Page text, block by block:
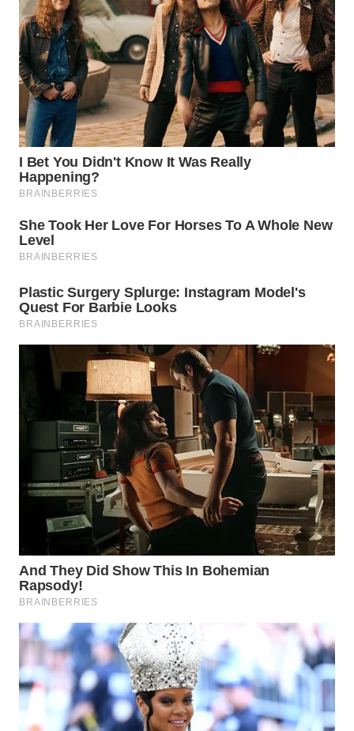
WN
GORONTALO
WN
SULUT
WN
MALUKU
WN
MALUT
WN
DAIRI
WN
DANAU
TOBA
WN
LANGKAT
WN
TAPANULI
SELATAN
WN
TANJUNG
LESUNG
WN
KARO
SIMALUNGUN